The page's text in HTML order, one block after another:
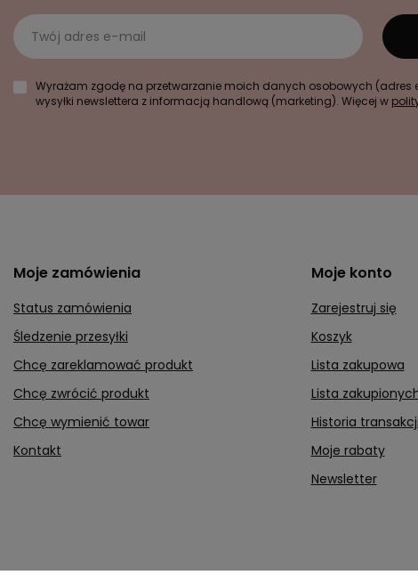
Twój adres e-mail
Wyrażam zgodę na przetwarzanie moich danych osobowych (adres
wysyłki newslettera z informacją handlową (marketing). Więcej w
Moje zamówienia
Status zamówienia
Śledzenie przesyłki
Chcę zareklamować produkt
Chcę zwrócić produkt
Chcę wymienić towar
Kontakt
Moje konto
Zarejestruj się
Koszyk
Lista zakupowa
Lista
Historia transakcji
Moje rabaty
Newsletter